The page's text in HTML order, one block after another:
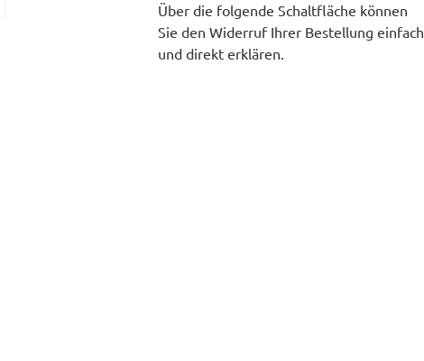
Über die folgende Schaltfläche können
Sie den Widerruf Ihrer Bestellung einfach
und direkt erklären.